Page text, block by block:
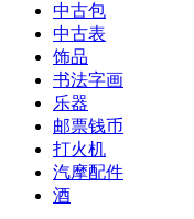
中古包
中古表
饰品
书法字画
乐器
邮票钱币
打火机
汽摩配件
酒